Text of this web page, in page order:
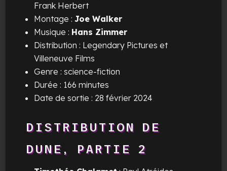
Frank Herbert
Montage :Joe Walker
Musique : Hans Zimmer
Distribution : Legendary Pictures et
Villeneuve Films
Genre : science-fiction
Durée : 166 minutes
Date de sortie : 28 février 2024
DISTRIBUTION DE
DUNE, PARTIE 2